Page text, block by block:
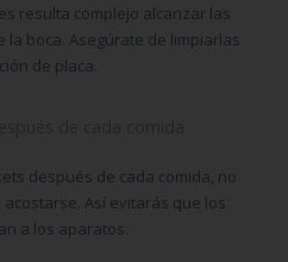
resulta complejo alcanzar las
boca. Asegúrate de limpiarlas
de placa.
después de cada comida, no
Así evitarás que los
a los aparatos.